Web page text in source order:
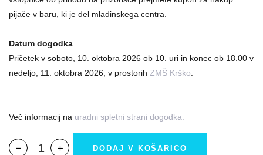
pijače v baru, ki je del mladinskega centra.
Datum dogodka
Pričetek v soboto, 10. oktobra 2026 ob 10. uri in konec ob 18.00 v
nedeljo, 11. oktobra 2026, v prostorih ZMŠ Krško
Več informacij na uradni spletni strani dogodka.
DODAJ V KOŠARICO